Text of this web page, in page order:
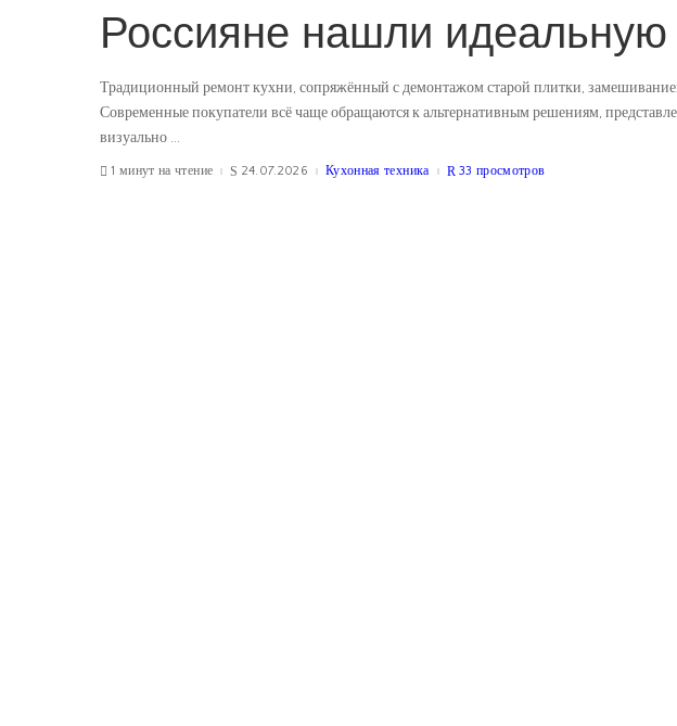
Россияне нашли
Традиционный ремонт кухни, сопряжённый с демонтажом старой плитки,
Современные покупатели всё чаще обращаются к альтернативным решениям,
визуально ...
1 минут на чтение 24.07.2026 Кухонная техника 33 просмотров